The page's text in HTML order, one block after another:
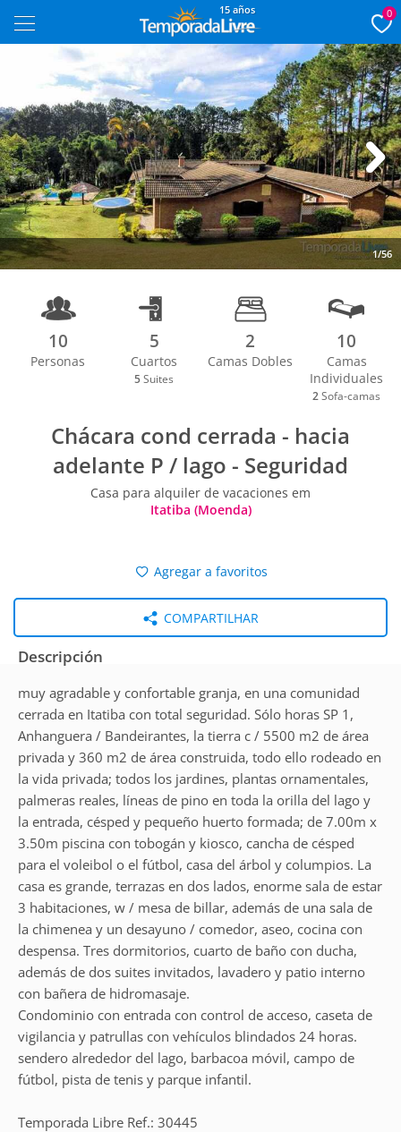
15 años 0
1/56
Next
10
Personas
5
Cuartos
5 Suites
2
Camas Dobles
10
Camas
Individuales
2 Sofa-camas
Chácara cond cerrada - hacia
adelante P / lago - Seguridad
Casa para alquiler de vacaciones em
Itatiba (Moenda)
Agregar a favoritos
COMPARTILHAR
Descripción
muy agradable y confortable granja, en una comunidad
cerrada en Itatiba con total seguridad. Sólo horas SP 1,
Anhanguera / Bandeirantes, la tierra c / 5500 m2 de área
privada y 360 m2 de área construida, todo ello rodeado en
la vida privada; todos los jardines, plantas ornamentales,
palmeras reales, líneas de pino en toda la orilla del lago y
la entrada, césped y pequeño huerto formada; de 7.00m x
3.50m piscina con tobogán y kiosco, cancha de césped
para el voleibol o el fútbol, ​​casa del árbol y columpios. La
casa es grande, terrazas en dos lados, enorme sala de estar
3 habitaciones, w / mesa de billar, además de una sala de
la chimenea y un desayuno / comedor, aseo, cocina con
despensa. Tres dormitorios, cuarto de baño con ducha,
además de dos suites invitados, lavadero y patio interno
con bañera de hidromasaje.
Condominio con entrada con control de acceso, caseta de
vigilancia y patrullas con vehículos blindados 24 horas.
sendero alrededor del lago, barbacoa móvil, campo de
fútbol, ​​pista de tenis y parque infantil.
Temporada Libre Ref.: 30445